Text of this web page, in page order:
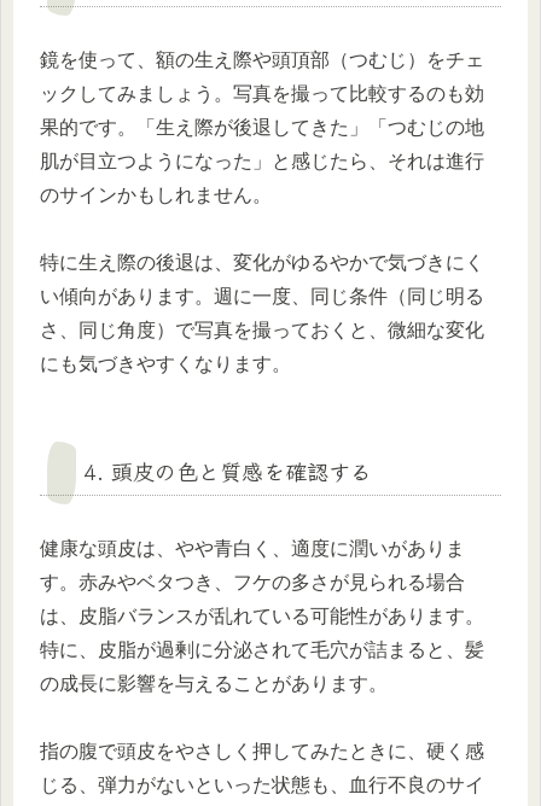
鏡を使って、額の生え際や頭頂部（つむじ）をチェ
ックしてみましょう。写真を撮って比較するのも効
果的です。「生え際が後退してきた」「つむじの地
肌が目立つようになった」と感じたら、それは進行
のサインかもしれません。
特に生え際の後退は、変化がゆるやかで気づきにく
い傾向があります。週に一度、同じ条件（同じ明る
さ、同じ角度）で写真を撮っておくと、微細な変化
にも気づきやすくなります。
4. 頭皮の色と質感を確認する
健康な頭皮は、やや青白く、適度に潤いがありま
す。赤みやベタつき、フケの多さが見られる場合
は、皮脂バランスが乱れている可能性があります。
特に、皮脂が過剰に分泌されて毛穴が詰まると、髪
の成長に影響を与えることがあります。
指の腹で頭皮をやさしく押してみたときに、硬く感
じる、弾力がないといった状態も、血行不良のサイ